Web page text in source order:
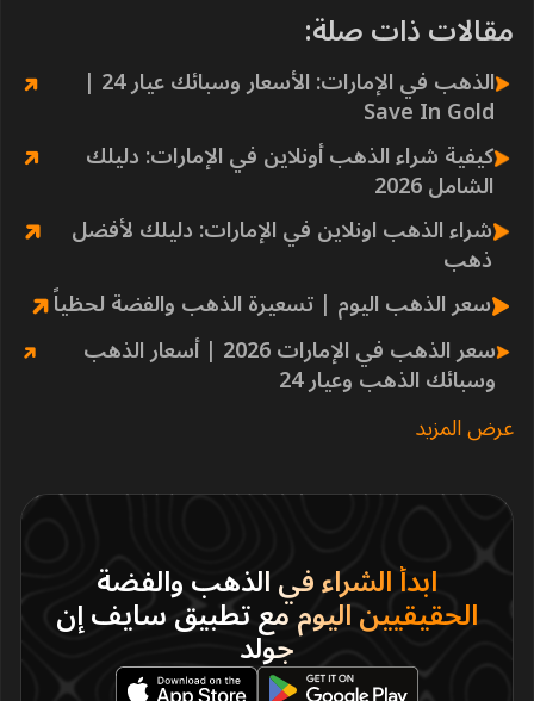
مقالات ذات صلة:
الذهب في الإمارات: الأسعار وسبائك عيار 24 |
Save In Gold
كيفية شراء الذهب أونلاين في الإمارات: دليلك
الشامل 2026
شراء الذهب اونلاين في الإمارات: دليلك لأفضل
ذهب
سعر الذهب اليوم | تسعيرة الذهب والفضة لحظياً
سعر الذهب في الإمارات 2026 | أسعار الذهب
وسبائك الذهب وعيار 24
عرض المزيد
ابدأ الشراء في الذهب والفضة
الحقيقيين اليوم مع تطبيق سايف إن
جولد